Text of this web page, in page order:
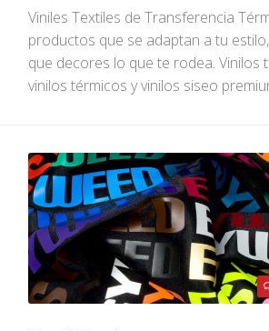
Viniles Textiles de Transferencia
productos que se adaptan a tu
que decores lo que te rodea.
vinilos térmicos y vinilos siseo